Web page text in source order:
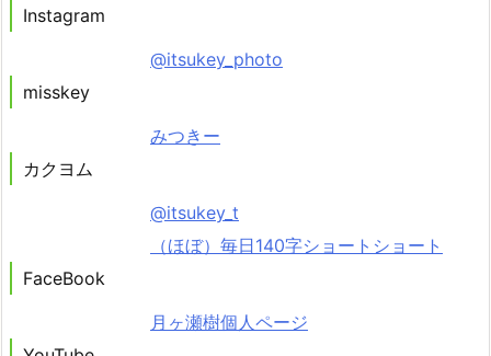
Instagram
@itsukey_photo
misskey
みつきー
カクヨム
@itsukey_t
（ほぼ）毎日140字ショートショート
FaceBook
月ヶ瀬樹個人ページ